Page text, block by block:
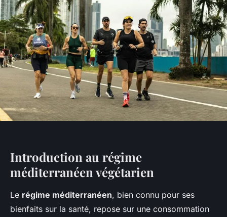
Introduction au régime
méditerranéen végétarien
Le régime méditerranéen, bien connu pour ses
bienfaits sur la santé, repose sur une consommation